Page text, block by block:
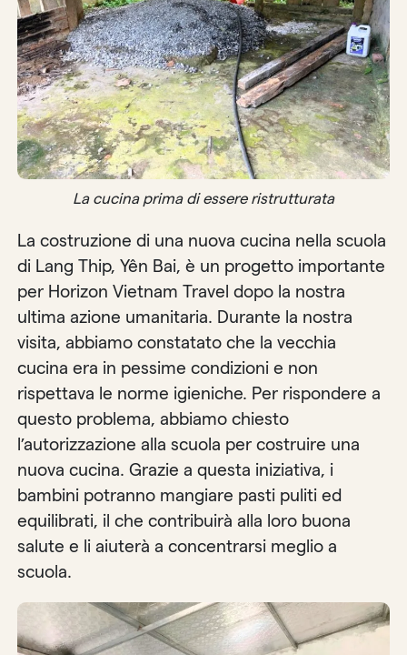
La cucina prima di essere ristrutturata
La costruzione di una nuova cucina nella scuola
di Lang Thip, Yên Bai, è un progetto importante
per Horizon Vietnam Travel dopo la nostra
ultima azione umanitaria. Durante la nostra
visita, abbiamo constatato che la vecchia
cucina era in pessime condizioni e non
rispettava le norme igieniche. Per rispondere a
questo problema, abbiamo chiesto
l’autorizzazione alla scuola per costruire una
nuova cucina. Grazie a questa iniziativa, i
bambini potranno mangiare pasti puliti ed
equilibrati, il che contribuirà alla loro buona
salute e li aiuterà a concentrarsi meglio a
scuola.